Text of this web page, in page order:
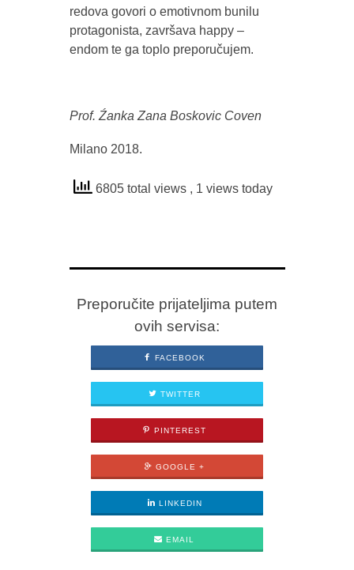
redova govori o emotivnom bunilu
protagonista, završava happy –
endom te ga toplo preporučujem.
Prof. Źanka Zana Boskovic Coven
Milano 2018.
6805 total views , 1 views today
Preporučite prijateljima putem
ovih servisa:
FACEBOOK
TWITTER
PINTEREST
GOOGLE +
LINKEDIN
EMAIL